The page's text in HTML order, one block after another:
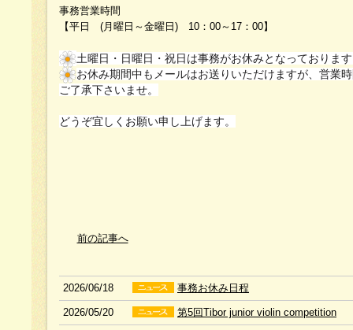
事務営業時間
【平日 (月曜日～金曜日) 10：00～17：00】
土曜日・日曜日・祝日は事務がお休みとなっております
お休み期間中もメールはお送りいただけますが、営業
ご了承下さいませ。
どうぞ宜しくお願い申し上げます。
前の記事へ
2026/06/18 事務お休み日程
2026/05/20 第5回Tibor junior violin competition